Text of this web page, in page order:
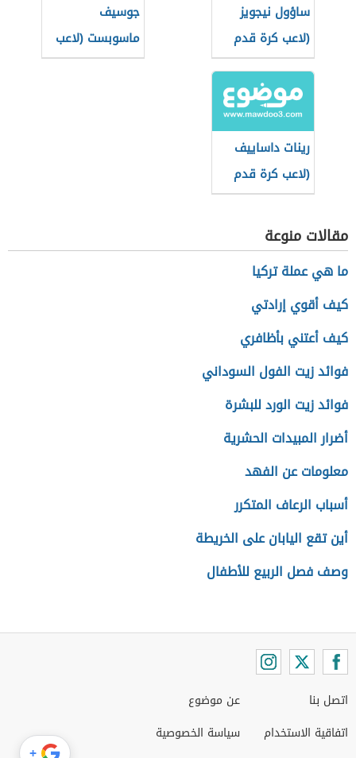
ساؤول نيجويز
(لاعب كرة قدم
إسباني)
جوسيف
ماسوبست (لاعب
كرة قدم تشيكي)
رينات داساييف
(لاعب كرة قدم
روسي)
مقالات منوعة
ما هي عملة تركيا
كيف أقوي إرادتي
كيف أعتني بأظافري
فوائد زيت الفول السوداني
فوائد زيت الورد للبشرة
أضرار المبيدات الحشرية
معلومات عن الفهد
أسباب الرعاف المتكرر
أين تقع اليابان على الخريطة
وصف فصل الربيع للأطفال
اتصل بنا
اتفاقية الاستخدام
عن موضوع
سياسة الخصوصية
+